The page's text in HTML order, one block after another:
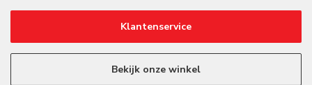
Klantenservice
Bekijk onze winkel